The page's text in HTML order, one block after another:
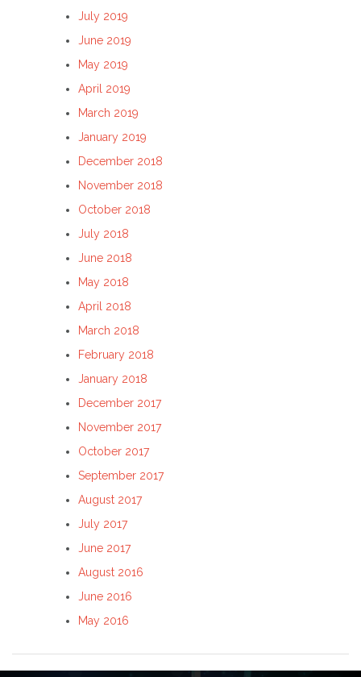
July 2019
June 2019
May 2019
April 2019
March 2019
January 2019
December 2018
November 2018
October 2018
July 2018
June 2018
May 2018
April 2018
March 2018
February 2018
January 2018
December 2017
November 2017
October 2017
September 2017
August 2017
July 2017
June 2017
August 2016
June 2016
May 2016